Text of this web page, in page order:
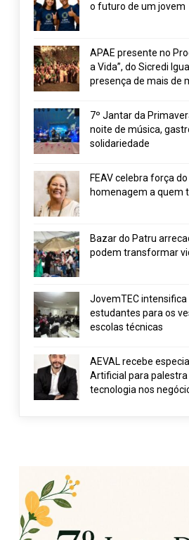
o futuro de um jovem
APAE presente no
a Vida”, do Sicredi
presença de mais de
7º Jantar da
noite de música,
solidariedade
FEAV celebra força
homenagem a quem
Bazar do Patru
podem transformar
JovemTEC
estudantes para os
escolas técnicas
AEVAL recebe
Artificial para
tecnologia nos